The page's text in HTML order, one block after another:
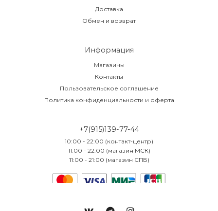
Доставка
Обмен и возврат
Информация
Магазины
Контакты
Пользовательское соглашение
Политика конфиденциальности и оферта
+7(915)139-77-44
10:00 - 22:00 (контакт-центр)
11:00 - 22:00 (магазин МСК)
11:00 - 21:00 (магазин СПБ)